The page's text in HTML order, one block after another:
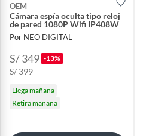
OEM
Cámara espía oculta tipo reloj
de pared 1080P Wifi IP408W
Por NEO DIGITAL
S/ 349 -13%
S/ 399
Llega mañana
Retira mañana